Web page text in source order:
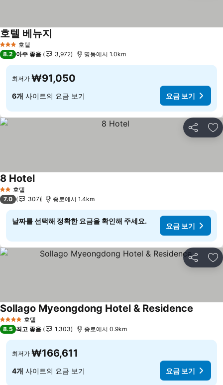
3 성급 호텔
호텔 베뉴지
8.2 아주 좋음 3,972 명동에서 1.0km
최저가 ₩91,050
6개 사이트의 요금 보기 요금 보기
공유 즐
2 성급호텔
8 Hotel요금 보기
7.0 307 종로에서 1.4km
날짜를 선택해 정확한 요금을 확인해 주세요.
요금 보기
공유 즐
4 성급 호텔
Sollago Myeongdong Hotel & Residence
8.5 최고 좋음 1,303 종로에서 0.9km
최저가 ₩166,611
4개 사이트의 요금 보기 요금 보기